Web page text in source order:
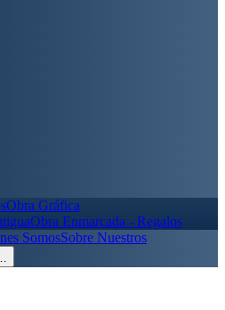
Obra Gráfica
Obra Enmarcada - Regalos
SomosSobre Nuestros